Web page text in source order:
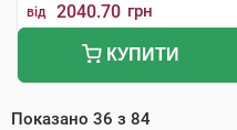
від 2040.70 грн
КУПИТИ
Показано 36 з 84